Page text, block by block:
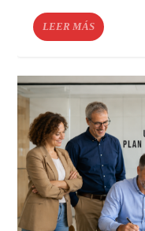
LEER MÁS